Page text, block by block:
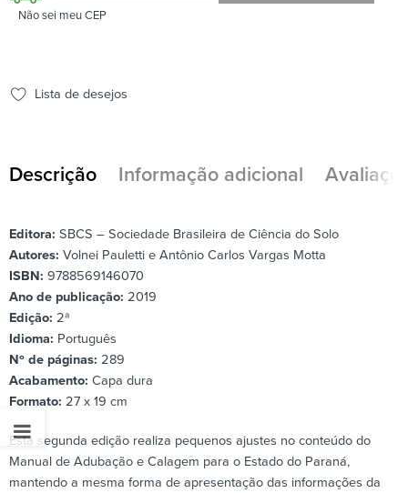
Não sei meu CEP
Lista de desejos
Descrição Informação adicional
Editora: SBCS – Sociedade Brasileira de Ciência do Solo
Autores: Volnei Pauletti e Antônio Carlos Vargas Motta
ISBN: 9788569146070
Ano de publicação: 2019
Edição: 2ª
Idioma: Português
Nº de páginas: 289
Acabamento: Capa dura
Formato: 27 x 19 cm
Esta segunda edição realiza pequenos ajustes no conteúdo do
Manual de Adubação e Calagem para o Estado do Paraná,
mantendo a mesma forma de apresentação das informações da